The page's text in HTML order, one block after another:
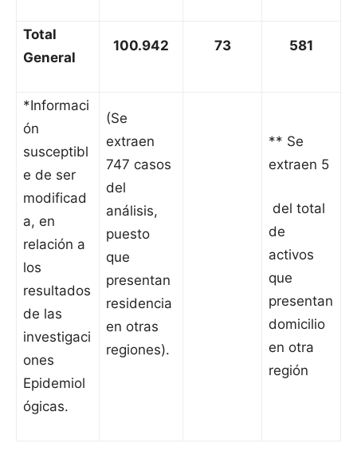
Total
General
100.942 73 581
*Informaci
ón
susceptibl
e de ser
modificad
a, en
relación a
los
resultados
de las
investigaci
ones
Epidemiol
ógicas.
(Se
extraen
747 casos
del
análisis,
puesto
que
presentan
residencia
en otras
regiones).
** Se
extraen 5
del total
de
activos
que
presentan
domicilio
en otra
región